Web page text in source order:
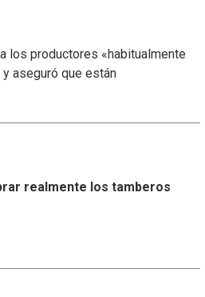
los productores «habitualmente
aseguró que están
realmente los tamberos